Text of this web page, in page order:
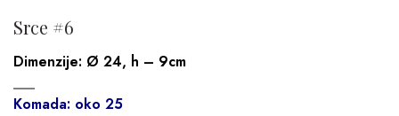
Srce #6
Dimenzije: Ø 24, h – 9cm
___
Komada: oko 25